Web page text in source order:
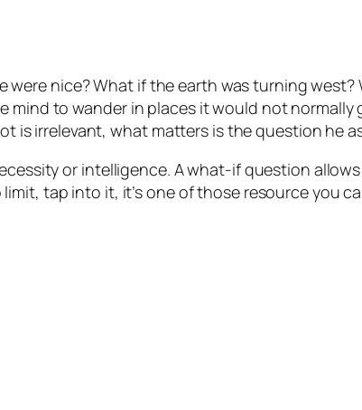
nice? What if the earth was turning
to wander in places it would not normally
is irrelevant, what matters is the question he
or intelligence. A what-if question
tap into it, it’s one of those resource you